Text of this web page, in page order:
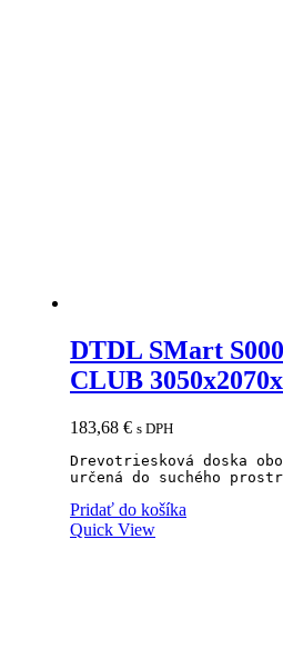
DTDL SMart
CLUB
183,68 € s DPH
Drevotriesková doska
určená do suchého
Pridať do košíka
Quick View